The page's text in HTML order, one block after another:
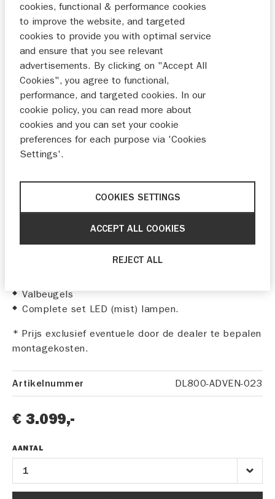
Beschrijving
Kies dan voor dit complete pakket en voorzie jezelf
van alle gemakken.
Het pakket t.w.v. € 3.788,- bestaat uit:
Een Complete set zwart aluminium zij- (2x37 l) en
Valbeugels
Complete set LED (mist) lampen.
* Prijs exclusief eventuele door de dealer te bepalen
montagekosten.
Artikelnummer DL800-ADVEN-023
€ 3.099,-
AANTAL
cookies, functional & performance cookies
to improve the website, and targeted
cookies to provide you with optimal service
and ensure that you see relevant
advertisements. By clicking on "Accept All
Cookies", you agree to functional,
performance, and targeted cookies. In our
cookie policy, you can read more about
cookies and you can set your cookie
preferences for each purpose via 'Cookies
Settings'.
COOKIES SETTINGS
REJECT ALL
ACCEPT ALL COOKIES